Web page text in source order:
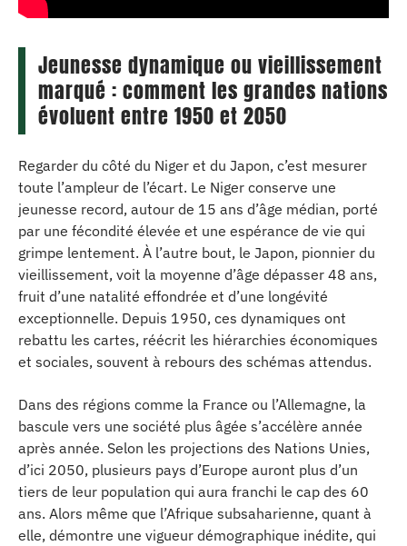
Jeunesse dynamique ou vieillissement
marqué : comment les grandes nations
évoluent entre 1950 et 2050
Regarder du côté du Niger et du Japon, c’est mesurer
toute l’ampleur de l’écart. Le Niger conserve une
jeunesse record, autour de 15 ans d’âge médian, porté
par une fécondité élevée et une espérance de vie qui
grimpe lentement. À l’autre bout, le Japon, pionnier du
vieillissement, voit la moyenne d’âge dépasser 48 ans,
fruit d’une natalité effondrée et d’une longévité
exceptionnelle. Depuis 1950, ces dynamiques ont
rebattu les cartes, réécrit les hiérarchies économiques
et sociales, souvent à rebours des schémas attendus.
Dans des régions comme la France ou l’Allemagne, la
bascule vers une société plus âgée s’accélère année
après année. Selon les projections des Nations Unies,
d’ici 2050, plusieurs pays d’Europe auront plus d’un
tiers de leur population qui aura franchi le cap des 60
ans. Alors même que l’Afrique subsaharienne, quant à
elle, démontre une vigueur démographique inédite, qui